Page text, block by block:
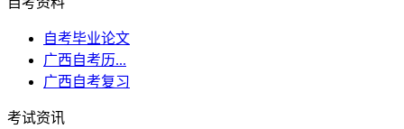
自考毕业论文
广西自考历...
广西自考复习
考试资讯